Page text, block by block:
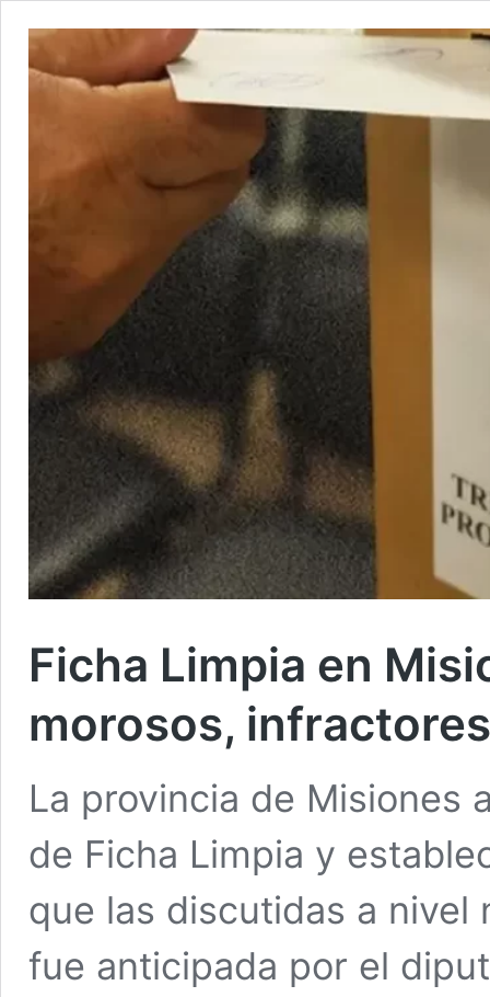
Ficha Limpia en
morosos,
La provincia de Misiones
de Ficha Limpia y
que las discutidas a nivel
fue anticipada por el